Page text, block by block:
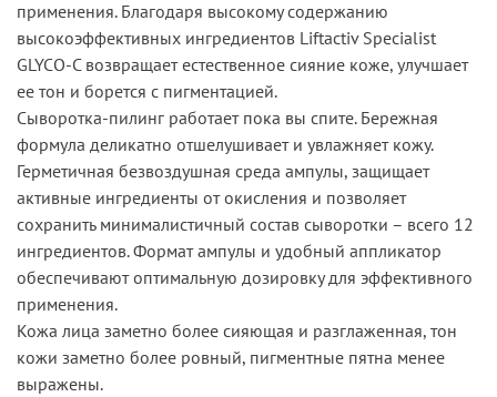
применения. Благодаря высокому содержанию
высокоэффективных ингредиентов Liftactiv Specialist
GLYCO-C возвращает естественное сияние коже, улучшает
ее тон и борется с пигментацией.
Сыворотка-пилинг работает пока вы спите. Бережная
формула деликатно отшелушивает и увлажняет кожу.
Герметичная безвоздушная среда ампулы, защищает
активные ингредиенты от окисления и позволяет
сохранить минималистичный состав сыворотки – всего 12
ингредиентов. Формат ампулы и удобный аппликатор
обеспечивают оптимальную дозировку для эффективного
применения.
Кожа лица заметно более сияющая и разглаженная, тон
кожи заметно более ровный, пигментные пятна менее
выражены.